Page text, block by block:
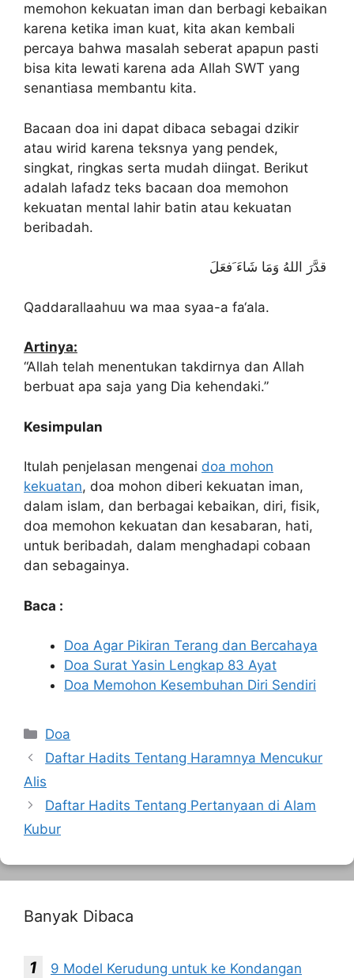
memohon kekuatan iman dan berbagi kebaikan
karena ketika iman kuat, kita akan kembali
percaya bahwa masalah seberat apapun pasti
bisa kita lewati karena ada Allah SWT yang
senantiasa membantu kita.
Bacaan doa ini dapat dibaca sebagai dzikir
atau wirid karena teksnya yang pendek,
singkat, ringkas serta mudah diingat. Berikut
adalah lafadz teks bacaan doa memohon
kekuatan mental lahir batin atau kekuatan
beribadah.
Qaddarallaahuu wa maa syaa-a fa‘ala.
Artinya:
“Allah telah menentukan takdirnya dan Allah
berbuat apa saja yang Dia kehendaki.”
Kesimpulan
Itulah penjelasan mengenai doa mohon
kekuatan, doa mohon diberi kekuatan iman,
dalam islam, dan berbagai kebaikan, diri, fisik,
doa memohon kekuatan dan kesabaran, hati,
untuk beribadah, dalam menghadapi cobaan
dan sebagainya.
Baca :
Doa Agar Pikiran Terang dan Bercahaya
Doa Surat Yasin Lengkap 83 Ayat
Doa Memohon Kesembuhan Diri Sendiri
Kategori
Doa
Daftar Hadits Tentang Haramnya Mencukur
Alis
Daftar Hadits Tentang Pertanyaan di Alam
Kubur
Banyak Dibaca
9 Model Kerudung untuk ke Kondangan